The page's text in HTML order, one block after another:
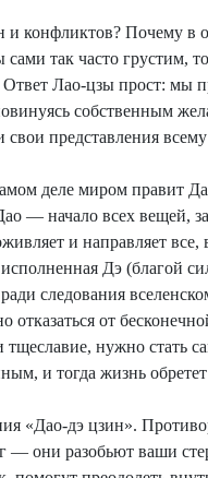
конфликтов? Почему в
так часто грустим,
Ответ Лао-цзы прост: мы
собственным
представления всему
деле миром правит
— начало всех вещей,
и направляет
Дэ (благой
следования
отказаться от
нужно стать
и тогда жизнь
«Дао-дэ цзин».
— они разобьют ваши